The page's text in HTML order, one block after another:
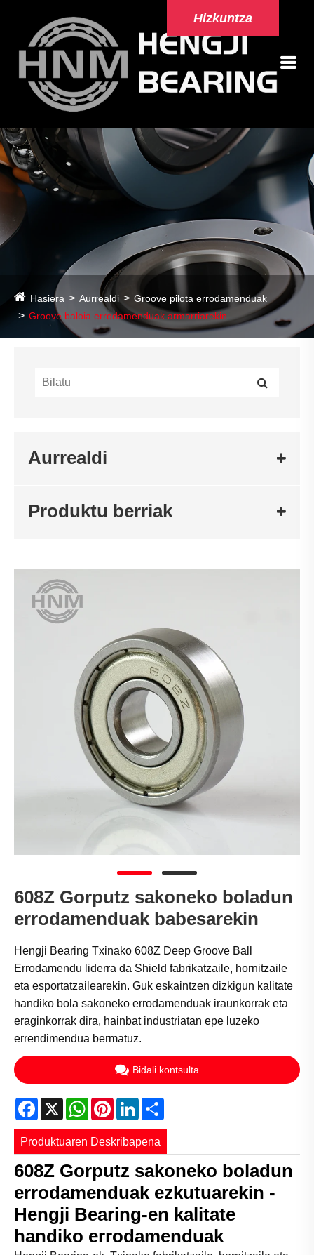
Hizkuntza
Hasiera Aurrealdi
Groove pilota errodamenduak
Groove baloia errodamenduak armarriarekin
Aurrealdi
Produktu berriak
608Z Gorputz sakoneko boladun
errodamenduak babesarekin
Hengji Bearing Txinako 608Z Deep Groove Ball
Errodamendu liderra da Shield fabrikatzaile, hornitzaile
eta esportatzailearekin. Guk eskaintzen dizkigun kalitate
handiko bola sakoneko errodamenduak iraunkorrak eta
eraginkorrak dira, hainbat industriatan epe luzeko
errendimendua bermatuz.
Bidali kontsulta
Facebook
X WhatsApp
PinterestLinkedIn
Produktuaren Deskribapena
608Z Gorputz sakoneko boladun
errodamenduak ezkutuarekin -
Hengji Bearing-en kalitate
handiko errodamenduak